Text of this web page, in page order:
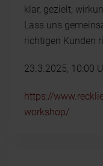
klar, gezielt,
Lass uns
richtigen Kunden
23.3.2025, 10:00
https://
workshop/